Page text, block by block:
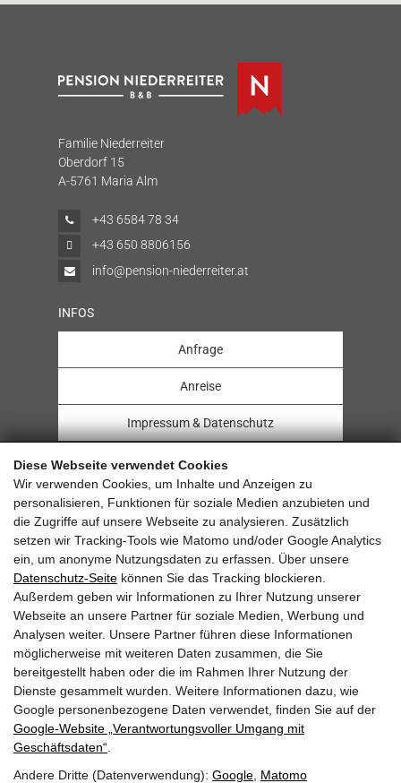
Diese Webseite verwendet Cookies
Wir verwenden Cookies, um Inhalte und Anzeigen zu
personalisieren, Funktionen für soziale Medien anzubieten und
die Zugriffe auf unsere Webseite zu analysieren. Zusätzlich
setzen wir Tracking-Tools wie Matomo und/oder Google Analytics
ein, um anonyme Nutzungsdaten zu erfassen. Über unsere
Datenschutz-Seite können Sie das Tracking blockieren.
Außerdem geben wir Informationen zu Ihrer Nutzung unserer
Webseite an unsere Partner für soziale Medien, Werbung und
Analysen weiter. Unsere Partner führen diese Informationen
möglicherweise mit weiteren Daten zusammen, die Sie
bereitgestellt haben oder die im Rahmen Ihrer Nutzung der
Dienste gesammelt wurden. Weitere Informationen dazu, wie
Google personenbezogene Daten verwendet, finden Sie auf der
Google‑Website „Verantwortungsvoller Umgang mit
Geschäftsdaten“
Andere Dritte (Datenverwendung): Google Matomo
Familie Niederreiter
Oberdorf 15
A-5761 Maria Alm
+43 6584 78 34
+43 650 8806156
info@pension-niederreiter.at
INFOS
Anfrage
Anreise
Impressum & Datenschutz
Sehr gut
6.0 Gesamtbewertung
Pension Niederreiter